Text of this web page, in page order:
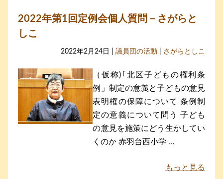
2022年第1回定例会個人質問－さがらと
しこ
2022年2月24日 | 議員団の活動 さがらとしこ
（仮称)｢北区子どもの権利条
例」制定の意義と子どもの意見
表明権の保障について 条例制
定の意義について問う 子ども
の意見を施策にどう生かしてい
くのか 赤羽台西小学 …
もっと見る